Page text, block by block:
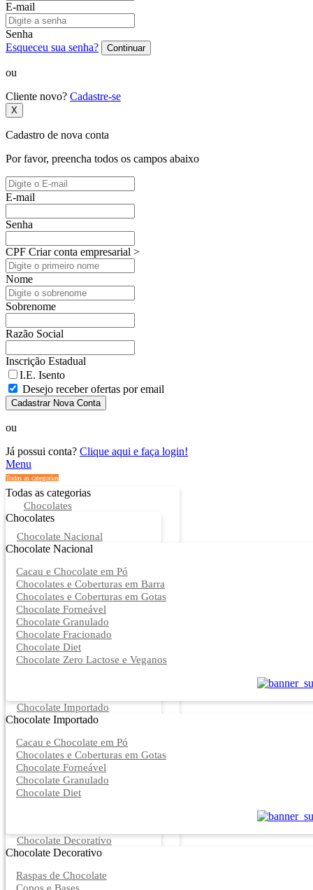
E-mail
Senha
Esqueceu sua senha?
Continuar
ou
Cliente novo? Cadastre-se
X
Cadastro de nova conta
Por favor, preencha todos os campos abaixo
E-mail
Senha
CPF Criar conta empresarial >
Nome
Sobrenome
Razão Social
Inscrição Estadual
I.E. Isento
Desejo receber ofertas por email
Cadastrar Nova Conta
ou
Já possui conta? Clique aqui e faça login!
Menu
Todas as categorias
Todas as categorias
Chocolates
Chocolates
Chocolate Nacional
Chocolate Nacional
Cacau e Chocolate em Pó
Chocolates e Coberturas em Barra
Chocolates e Coberturas em Gotas
Chocolate Forneável
Chocolate Granulado
Chocolate Fracionado
Chocolate Diet
Chocolate Zero Lactose e Veganos
Chocolate Importado
Chocolate Importado
Cacau e Chocolate em Pó
Chocolates e Coberturas em Gotas
Chocolate Forneável
Chocolate Granulado
Chocolate Diet
Chocolate Decorativo
Chocolate Decorativo
Raspas de Chocolate